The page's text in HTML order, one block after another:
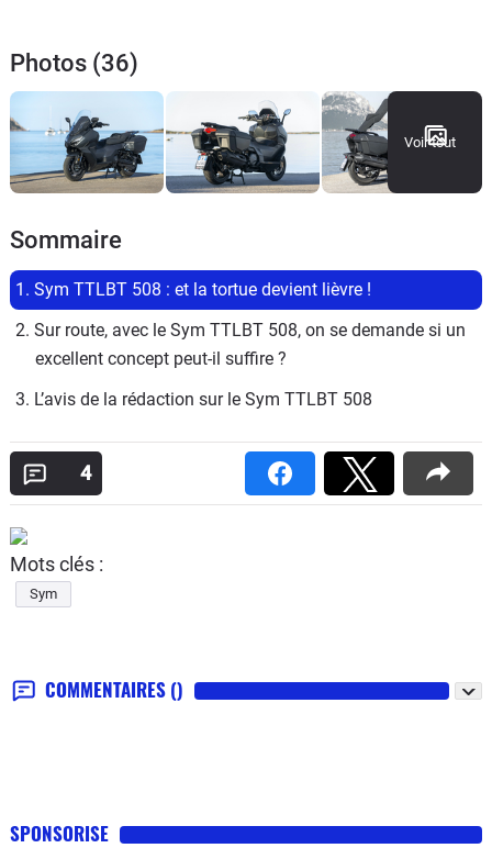
Photos (36)
Voir tout
Sommaire
1. Sym TTLBT 508 : et la tortue devient lièvre !
2. Sur route, avec le Sym TTLBT 508, on se demande si un
excellent concept peut-il suffire ?
3. L’avis de la rédaction sur le Sym TTLBT 508
4
Mots clés :
Sym
COMMENTAIRES ()
SPONSORISE